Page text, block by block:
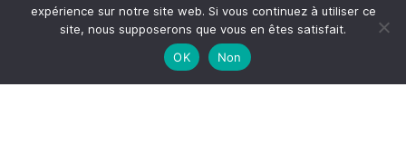
Me suivre sur Instagram
expérience sur notre site web. Si vous continuez à utiliser ce
site, nous supposerons que vous en êtes satisfait.
OK
Non